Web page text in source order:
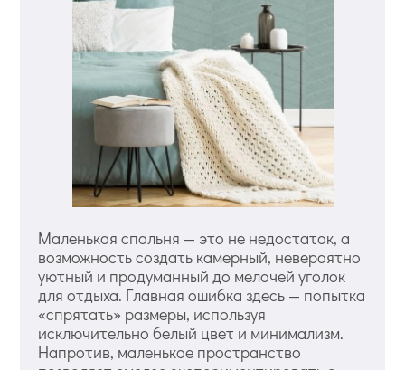
Маленькая спальня — это не недостаток, а
возможность создать камерный, невероятно
уютный и продуманный до мелочей уголок
для отдыха. Главная ошибка здесь — попытка
«спрятать» размеры, используя
исключительно белый цвет и минимализм.
Напротив, маленькое пространство